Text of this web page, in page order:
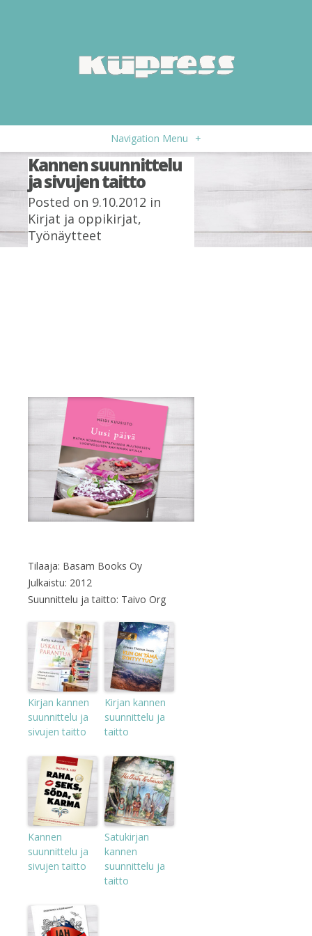
Navigation Menu +
Kannen suunnittelu
ja sivujen taitto
Posted on 9.10.2012 in
Kirjat ja oppikirjat,
Työnäytteet
Tilaaja: Basam Books Oy
Julkaistu: 2012
Suunnittelu ja taitto: Taivo Org
Kirjan kannen
suunnittelu ja
sivujen taitto
Kirjan kannen
suunnittelu ja
taitto
Kannen
suunnittelu ja
sivujen taitto
Satukirjan
kannen
suunnittelu ja
taitto